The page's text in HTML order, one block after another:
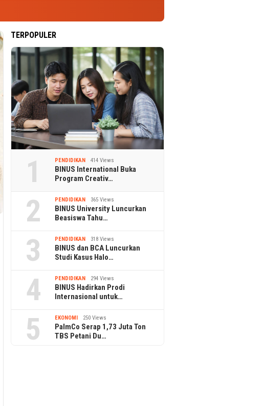
TERPOPULER
1 PENDIDIKAN 414 Views
BINUS International Buka
Program Creativ…
2 PENDIDIKAN 365 Views
BINUS University Luncurkan
Beasiswa Tahu…
3 PENDIDIKAN 318 Views
BINUS dan BCA Luncurkan
Studi Kasus Halo…
4 PENDIDIKAN 294 Views
BINUS Hadirkan Prodi
Internasional untuk…
5 EKONOMI 250 Views
PalmCo Serap 1,73 Juta Ton
TBS Petani Du…